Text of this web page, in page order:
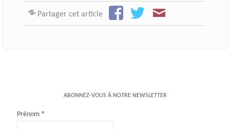
Partager cet article
ABONNEZ-VOUS À NOTRE NEWSLETTER
Prénom *